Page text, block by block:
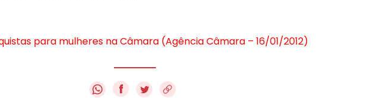
para mulheres na Câmara (Agência Câmara – 16/01/2012)
f